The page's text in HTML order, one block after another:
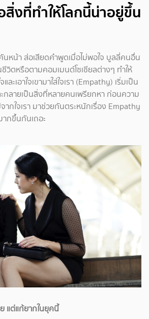
งที่ทำให้โลกนี้น่าอยู่ขึ้น
หน้า ส่อเสียดคำพูดเมื่อไม่พอใจ บูลลี่คนอื่น
วิตหรือตามคอมเมนต์โซเชียลต่างๆ ทำให้
ละเอาใจเขามาใส่ใจเรา (Empathy) เริ่มเป็น
กลายเป็นสิ่งที่หลายคนเพรียกหา ก่อนความ
ากใจเรา มาช่วยกันตระหนักเรื่อง Empathy
ากขึ้นกันเถอะ
แต่แก้ยากในยุคนี้